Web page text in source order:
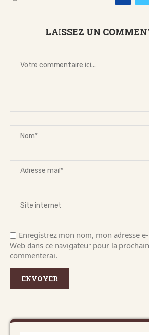
LAISSEZ UN
Enregistrez mon nom, mon adresse
Web dans ce navigateur pour la
commenterai.